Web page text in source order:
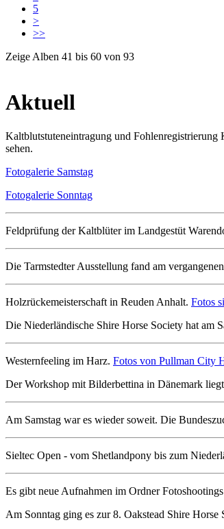
5
>
>>
Zeige Alben 41 bis 60 von 93
Aktuell
Kaltblutstuteneintragung und
sehen.
Fotogalerie Samstag
Fotogalerie Sonntag
Feldprüfung der Kaltblüter im Landgestüt
Die Tarmstedter Ausstellung fand am
Holzrückemeisterschaft in Reuden Anhalt. Fotos
Die Niederländische Shire Horse Society hat am
Westernfeeling im Harz. Fotos von Pullman City
Der Workshop mit Bilderbettina in Dänemark
Am Samstag war es wieder soweit. Die
Sieltec Open - vom Shetlandpony bis zum
Es gibt neue Aufnahmen im Ordner
Am Sonntag ging es zur 8. Oakstead Shire